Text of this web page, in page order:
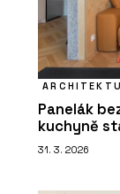
Panelák
kuchyně
31. 3. 2026